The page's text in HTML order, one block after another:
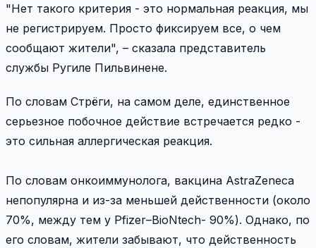
"Нет такого критерия - это нормальная реакция, мы
не регистрируем. Просто фиксируем все, о чем
сообщают жители", – сказала представитель
службы Ругиле Пильвинене.
По словам Стрёги, на самом деле, единственное
серьезное побочное действие встречается редко -
это сильная аллергическая реакция.
По словам онкоиммунолога, вакцина AstraZenecа
непопулярна и из-за меньшей действенности (около
70%, между тем у Pfizer–BioNtech- 90%). Однако, по
его словам, жители забывают, что действенность